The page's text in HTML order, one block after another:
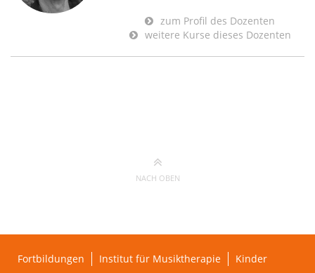
zum Profil des Dozenten
weitere Kurse dieses Dozenten
NACH OBEN
Fortbildungen Institut für Musiktherapie Kinder